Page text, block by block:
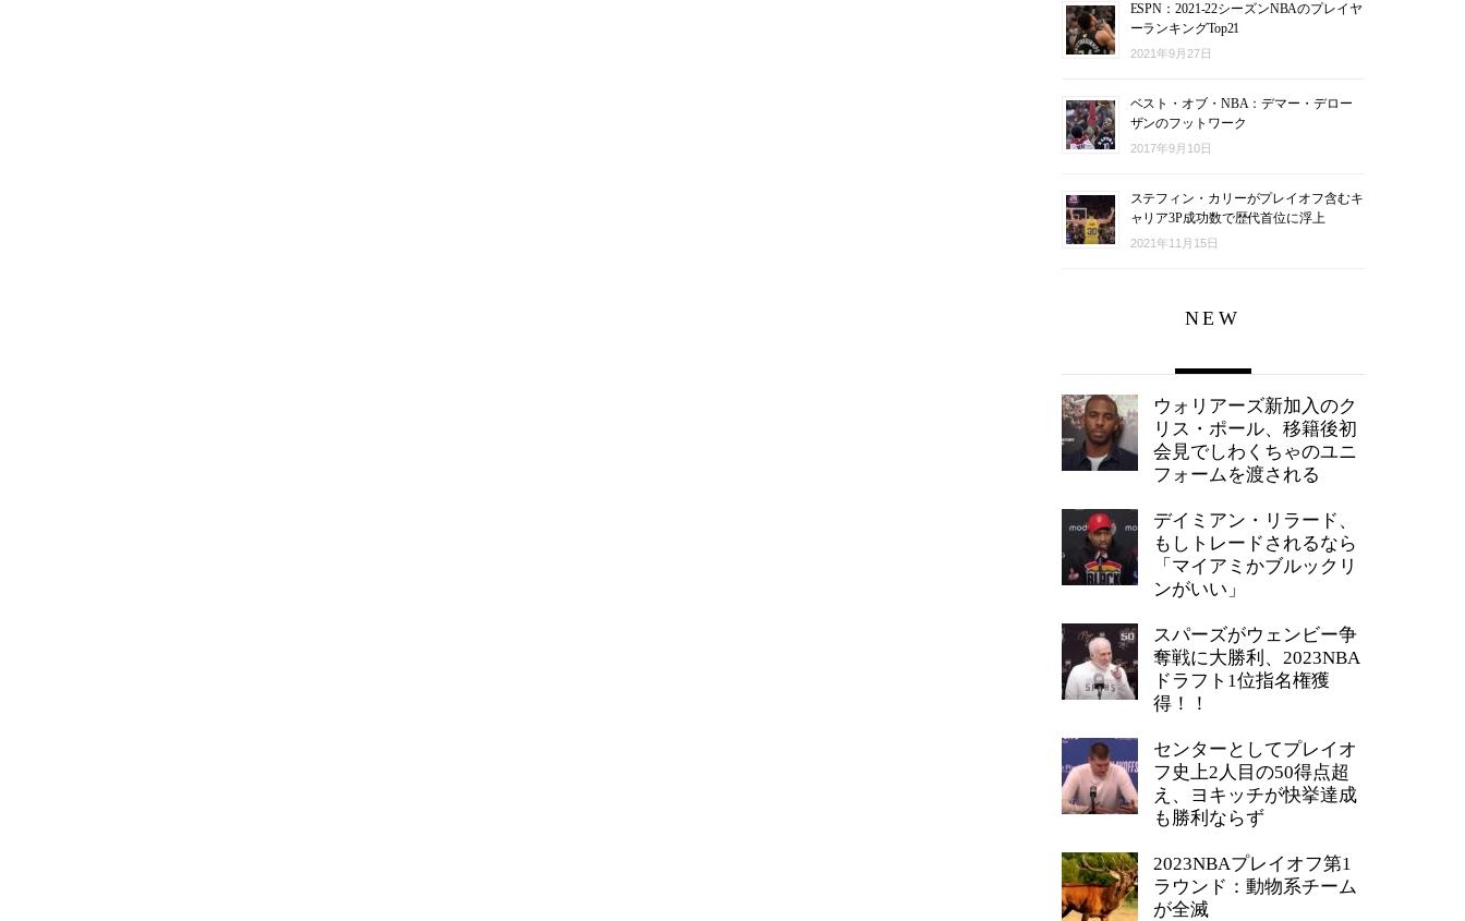
ESPN：2021-22シーズンNBAのプレイヤ
ーランキングTop21
2021年9月27日
ベスト・オブ・NBA：デマー・デロー
ザンのフットワーク
2017年9月10日
ステフィン・カリーがプレイオフ含むキ
ャリア3P成功数で歴代首位に浮上
2021年11月15日
NEW
ウォリアーズ新加入のク
リス・ポール、移籍後初
会見でしわくちゃのユニ
フォームを渡される
デイミアン・リラード、
もしトレードされるなら
「マイアミかブルックリ
ンがいい」
スパーズがウェンビー争
奪戦に大勝利、2023NBA
ドラフト1位指名権獲
得！！
センターとしてプレイオ
フ史上2人目の50得点超
え、ヨキッチが快挙達成
も勝利ならず
2023NBAプレイオフ第1
ラウンド：動物系チーム
が全滅